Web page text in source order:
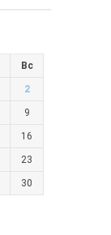
Вс
2
9
16
23
30